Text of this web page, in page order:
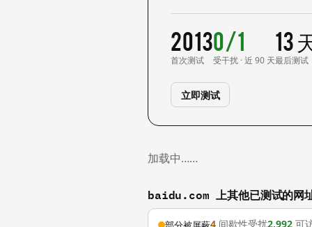
2013
首次测试
0/1
受干扰 · 近 90 天
13
最后测试
立即测试
加载中……
baidu.com 上其他已测试的网
4 间歇性受扰2,992 可